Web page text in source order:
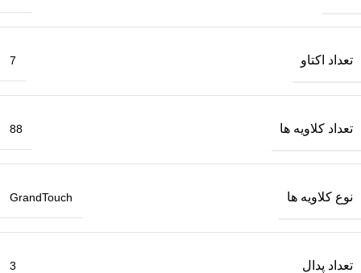
تعداد اکتاو 7
تعداد کلاویه ها 88
نوع کلاویه ها GrandTouch
تعداد پدال 3